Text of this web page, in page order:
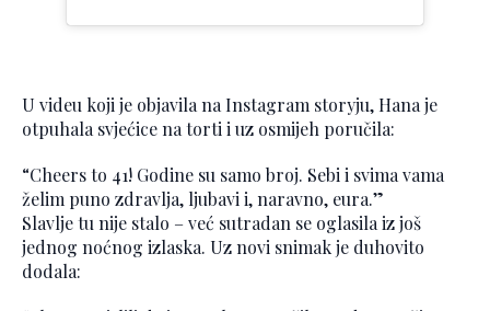
U videu koji je objavila na Instagram storyju, Hana je
otpuhala svjećice na torti i uz osmijeh poručila:
“Cheers to 41! Godine su samo broj. Sebi i svima vama
želim puno zdravlja, ljubavi i, naravno, eura.”
Slavlje tu nije stalo – već sutradan se oglasila iz još
jednog noćnog izlaska. Uz novi snimak je duhovito
dodala: